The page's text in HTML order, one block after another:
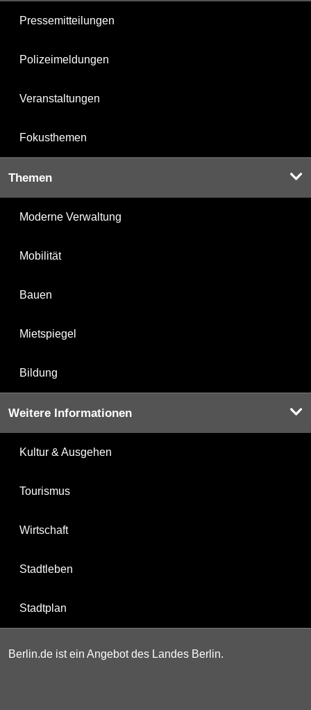
Pressemitteilungen
Polizeimeldungen
Veranstaltungen
Fokusthemen
Themen
Moderne Verwaltung
Mobilität
Bauen
Mietspiegel
Bildung
Weitere Informationen
Kultur & Ausgehen
Tourismus
Wirtschaft
Stadtleben
Stadtplan
Berlin.de ist ein Angebot des Landes Berlin.